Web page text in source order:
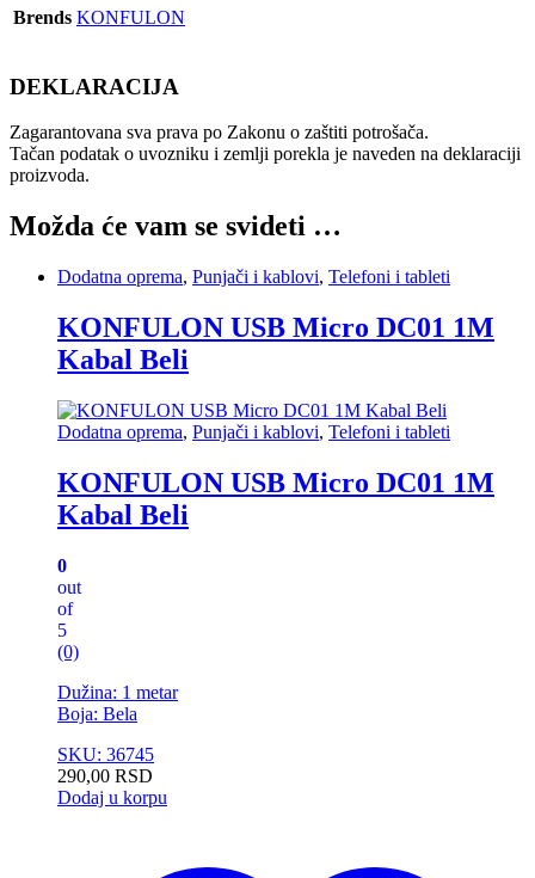
Brends KONFULON
DEKLARACIJA
Zagarantovana sva prava po Zakonu o zaštiti potrošača.
Tačan podatak o uvozniku i zemlji porekla je naveden na deklaraciji
proizvoda.
Možda će vam se svideti …
Dodatna oprema, Punjači i kablovi, Telefoni i tableti
KONFULON USB Micro DC01 1M
Kabal Beli
Dodatna oprema, Punjači i kablovi, Telefoni i tableti
KONFULON USB Micro DC01 1M
Kabal Beli
0
out
of
5
(0)
Dužina: 1 metar
Boja: Bela
SKU: 36745
290,00 RSD
Dodaj u korpu